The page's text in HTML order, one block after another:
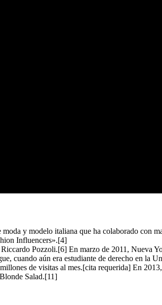
y modelo italiana que ha colaborado con
Influencers».[4]
Pozzoli.[6] En marzo de 2011, Nueva
cuando aún era estudiante de derecho en la
de visitas al mes.[cita requerida] En
Salad.[11]